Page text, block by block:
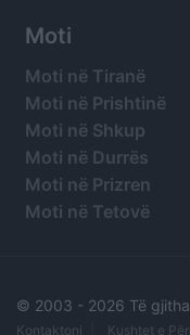
Moti
Moti në Tiranë
Moti në Prishtinë
Moti në Shkup
Moti në Durrës
Moti në Prizren
Moti në Tetovë
© 2003 - 2026 Të
Kontaktoni Kushtet e